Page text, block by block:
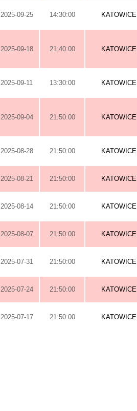
2025-09-25 14:30:00 KATOWICE
2025-09-18 21:40:00 KATOWICE
2025-09-11 13:30:00 KATOWICE
2025-09-04 21:50:00 KATOWICE
2025-08-28 21:50:00 KATOWICE
2025-08-21 21:50:00 KATOWICE
2025-08-14 21:50:00 KATOWICE
2025-08-07 21:50:00 KATOWICE
2025-07-31 21:50:00 KATOWICE
2025-07-24 21:50:00 KATOWICE
2025-07-17 21:50:00 KATOWICE